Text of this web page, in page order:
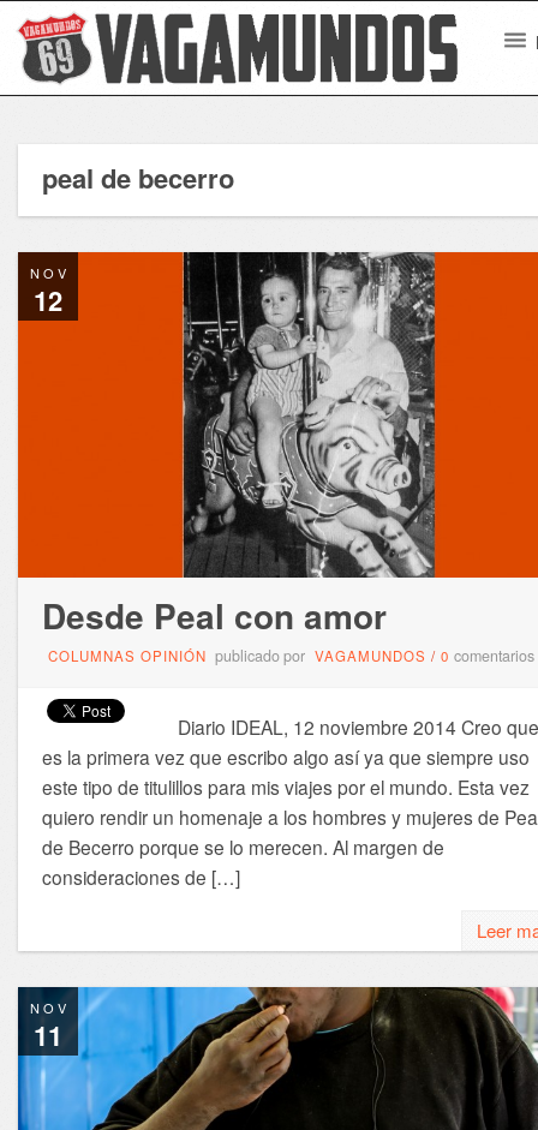
peal de becerro
NOV
12
Desde Peal con amor
COLUMNAS OPINIÓN publicado por VAGAMUNDOS / 0 comentarios
Diario IDEAL, 12 noviembre 2014 Creo que
es la primera vez que escribo algo así ya que siempre uso
este tipo de titulillos para mis viajes por el mundo. Esta vez
quiero rendir un homenaje a los hombres y mujeres de
de Becerro porque se lo merecen. Al margen de
consideraciones de […]
Leer
NOV
11